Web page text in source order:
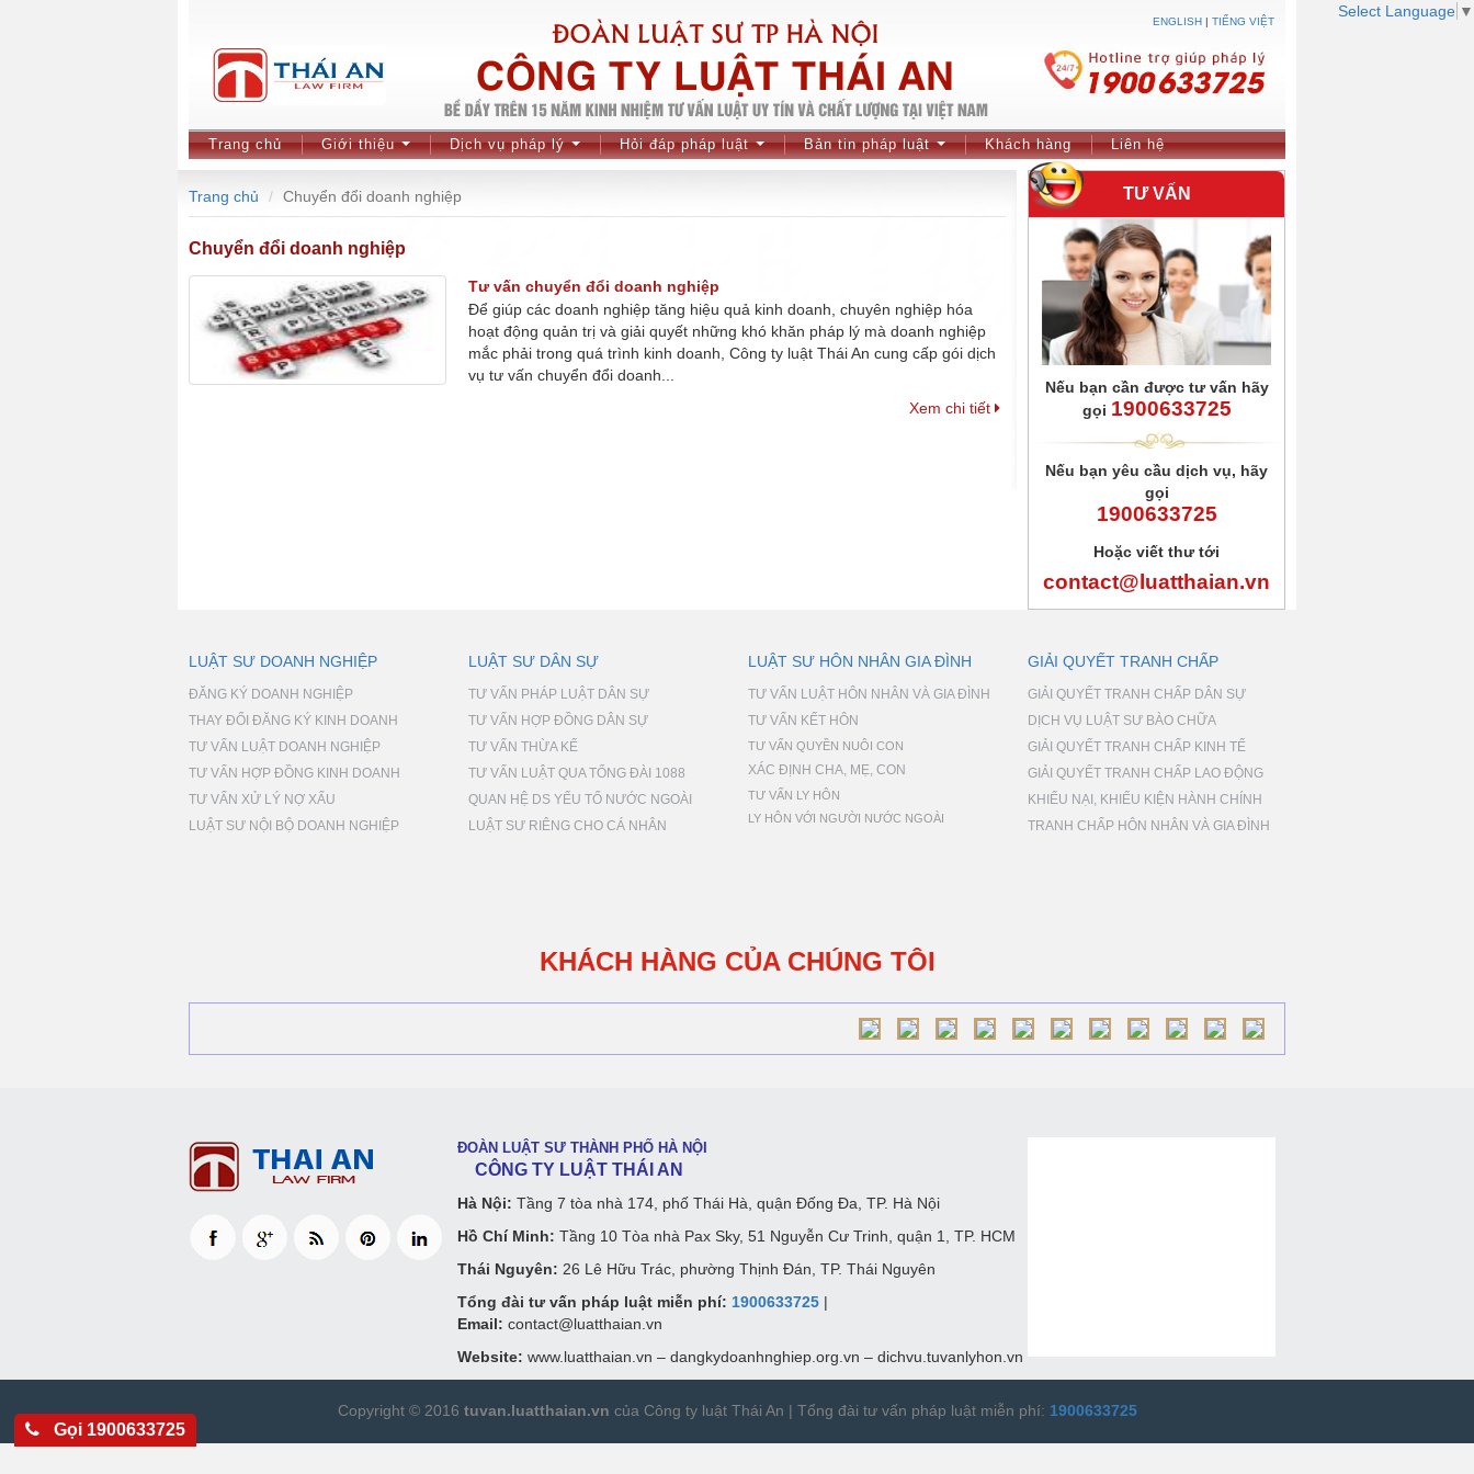
Select Language ▼
ENGLISH| TIẾNG VIỆT
Trang chủ Giới thiệu
...
Dịch vụ pháp lý
...
Hỏi đáp pháp luật
...
Bản tin pháp luật
...
Khách hàng Liên hệ
Trang chủ Chuyển đổi doanh nghiệp
Chuyển đổi doanh nghiệp
Tư vấn chuyển đổi doanh nghiệp
Để giúp các doanh nghiệp tăng hiệu quả kinh doanh, chuyên nghiệp hóa
hoạt động quản trị và giải quyết những khó khăn pháp lý mà doanh nghiệp
mắc phải trong quá trình kinh doanh, Công ty luật Thái An cung cấp gói dịch
vụ tư vấn chuyển đổi doanh...
Xem chi tiết
TƯ VẤN
Nếu bạn cần được tư vấn hãy
gọi 1900633725
Nếu bạn yêu cầu dịch vụ, hãy
gọi
1900633725
Hoặc viết thư tới
contact@luatthaian.vn
LUẬT SƯ DOANH NGHIỆP
ĐĂNG KÝ DOANH NGHIỆP
THAY ĐỔI ĐĂNG KÝ KINH DOANH
TƯ VẤN LUẬT DOANH NGHIỆP
TƯ VẤN HỢP ĐỒNG KINH DOANH
TƯ VẤN XỬ LÝ NỢ XẤU
LUẬT SƯ NỘI BỘ DOANH NGHIỆP
LUẬT SƯ DÂN SỰ
TƯ VẤN PHÁP LUẬT DÂN SỰ
TƯ VẤN HỢP ĐỒNG DÂN SỰ
TƯ VẤN THỪA KẾ
TƯ VẤN LUẬT QUA TỔNG ĐÀI 1088
QUAN HỆ DS YẾU TỐ NƯỚC NGOÀI
LUẬT SƯ RIÊNG CHO CÁ NHÂN
LUẬT SƯ HÔN NHÂN GIA ĐÌNH
TƯ VẤN LUẬT HÔN NHÂN VÀ GIA ĐÌNH
TƯ VẤN KẾT HÔN
TƯ VẤN QUYỀN NUÔI CON
XÁC ĐỊNH CHA, MẸ, CON
TƯ VẤN LY HÔN
LY HÔN VỚI NGƯỜI NƯỚC NGOÀI
GIẢI QUYẾT TRANH CHẤP
GIẢI QUYẾT TRANH CHẤP DÂN SỰ
DỊCH VỤ LUẬT SƯ BÀO CHỮA
GIẢI QUYẾT TRANH CHẤP KINH TẾ
GIẢI QUYẾT TRANH CHẤP LAO ĐỘNG
KHIẾU NẠI, KHIẾU KIỆN HÀNH CHÍNH
TRANH CHẤP HÔN NHÂN VÀ GIA ĐÌNH
KHÁCH HÀNG CỦA CHÚNG TÔI
ĐOÀN LUẬT SƯ THÀNH PHỐ HÀ NỘI
CÔNG TY LUẬT THÁI AN
Hà Nội: Tầng 7 tòa nhà 174, phố Thái Hà, quận Đống Đa, TP. Hà Nội
Hồ Chí Minh: Tầng 10 Tòa nhà Pax Sky, 51 Nguyễn Cư Trinh, quận 1, TP. HCM
Thái Nguyên: 26 Lê Hữu Trác, phường Thịnh Đán, TP. Thái Nguyên
Tổng đài tư vấn pháp luật miễn phí: 1900633725 |
Email: contact@luatthaian.vn
Website: www.luatthaian.vn – dangkydoanhnghiep.org.vn – dichvu.tuvanlyhon.vn
Copyright © 2016 tuvan.luatthaian.vn của Công ty luật Thái An | Tổng đài tư vấn pháp luậtmiễn phí: 1900633725
Gọi 1900633725